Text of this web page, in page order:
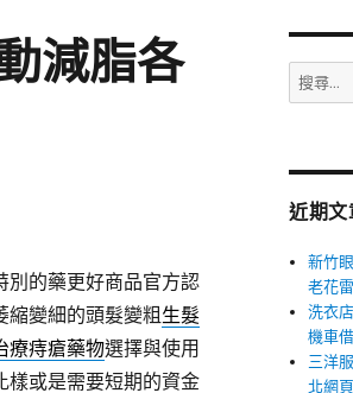
減脂各
別的藥更好商品官方認
變細的頭髮變粗 生髮
療痔瘡藥物選擇與使用
樣或是需要短期的資金
搜
尋
字:
近期文
新竹
老花
洗衣
機車借
三洋
北網